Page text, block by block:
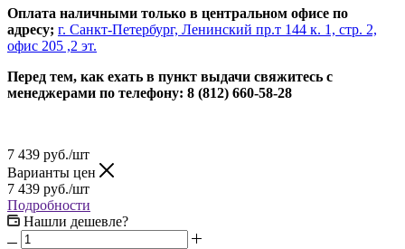
Оплата наличными только в центральном офисе по
адресу; г. Санкт-Петербург, Ленинский пр.т 144 к. 1, стр. 2,
офис 205 ,2 эт.
Перед тем, как ехать в пункт выдачи свяжитесь с
менеджерами по телефону: 8 (812) 660-58-28
7 439 руб./шт
Варианты цен
7 439 руб./шт
Подробности
Нашли дешевле?